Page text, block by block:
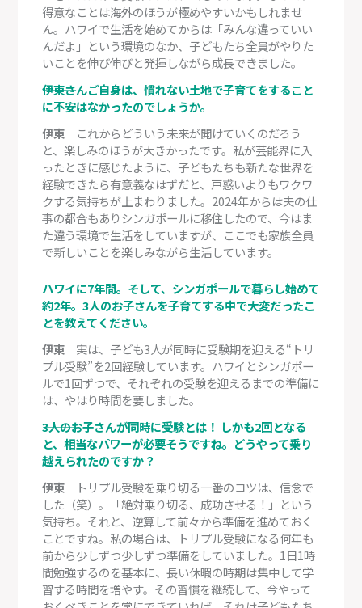
得意なことは海外のほうが極めやすいかもしれませ
ん。ハワイで生活を始めてからは「みんな違っていい
んだよ」という環境のなか、子どもたち全員がやりた
いことを伸び伸びと発揮しながら成長できました。
―――伊東さんご自身は、慣れない土地で子育てをすること
に不安はなかったのでしょうか。
伊東 これからどういう未来が開けていくのだろう
と、楽しみのほうが大きかったです。私が芸能界に入
ったときに感じたように、子どもたちも新たな世界を
経験できたら有意義なはずだと、戸惑いよりもワクワ
クする気持ちが上まわりました。2024年からは夫の仕
事の都合もありシンガポールに移住したので、今はま
た違う環境で生活をしていますが、ここでも家族全員
で新しいことを楽しみながら生活しています。
―――ハワイに7年間。そして、シンガポールで暮らし始めて
約2年。3人のお子さんを子育てする中で大変だったこ
とを教えてください。
伊東 実は、子ども3人が同時に受験期を迎える“トリ
プル受験”を2回経験しています。ハワイとシンガポー
ルで1回ずつで、それぞれの受験を迎えるまでの準備に
は、やはり時間を要しました。
―――3人のお子さんが同時に受験とは！ しかも2回となる
と、相当なパワーが必要そうですね。どうやって乗り
越えられたのですか？
伊東 トリプル受験を乗り切る一番のコツは、信念で
した（笑）。「絶対乗り切る、成功させる！」という
気持ち。それと、逆算して前々から準備を進めておく
ことですね。私の場合は、トリプル受験になる何年も
前から少しずつ少しずつ準備をしていました。1日1時
間勉強するのを基本に、長い休暇の時期は集中して学
習する時間を増やす。その習慣を継続して、今やって